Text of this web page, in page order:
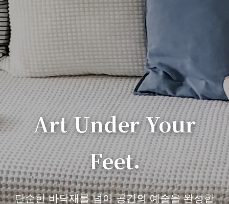
Art Under Your
Feet.
단순한 바닥재를 넘어 공간의 예술을 완성합